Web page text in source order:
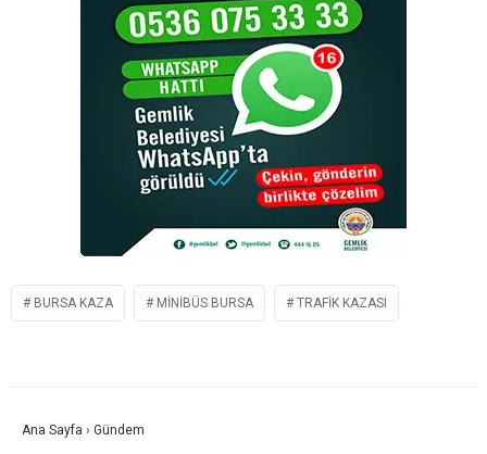
BURSA KAZA MINIBÜS BURSA TRAFIK KAZASI
Ana Sayfa › Gündem